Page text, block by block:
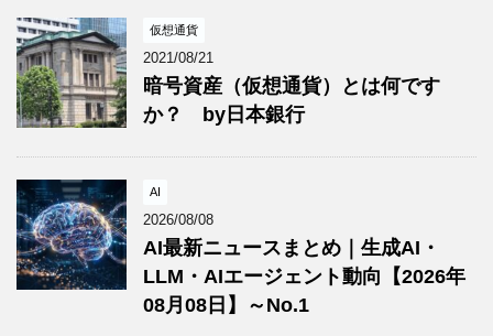
仮想通貨
2021/08/21
暗号資産（仮想通貨）とは何です
か？ by日本銀行
AI
2026/08/08
AI最新ニュースまとめ｜生成AI・
LLM・AIエージェント動向【2026年
08月08日】～No.1